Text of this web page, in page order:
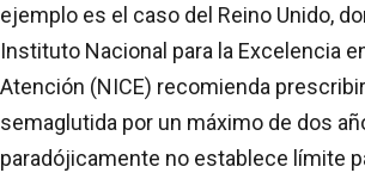
ejemplo es el caso del Reino Unido,
Instituto Nacional para la Excelencia
Atención (NICE) recomienda
semaglutida por un máximo de dos
paradójicamente no establece límite